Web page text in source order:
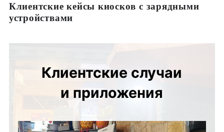
Клиентские кейсы киосков с зарядными
устройствами
Клиентские случаи
и приложения